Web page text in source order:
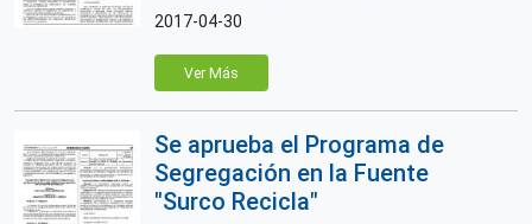
2017-04-30
Ver Más
Se aprueba el Programa de
Segregación en la Fuente
"Surco Recicla"